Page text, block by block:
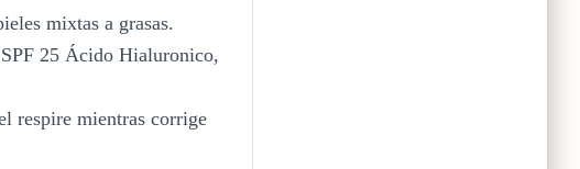
mixtas a grasas.
25 Ácido Hialuronico,
respire mientras corrige